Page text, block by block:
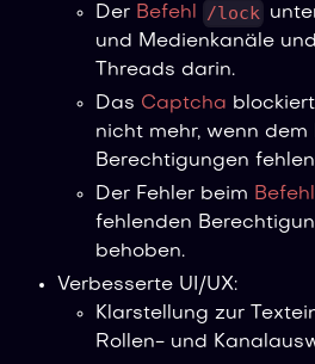
Der Befehl /lock
und Medienkanäle
Threads darin.
Das Captcha
nicht mehr, wenn
Berechtigungen
Der Fehler beim Befehl
fehlenden
behoben.
Verbesserte UI/UX:
Klarstellung zur
Rollen- und